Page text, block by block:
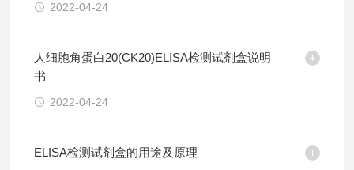
2022-04-24
人细胞角蛋白20(CK20)ELISA检测试剂盒说明
书
2022-04-24
ELISA检测试剂盒的用途及原理